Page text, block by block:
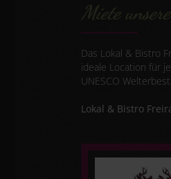
Miete
Das Lokal & Bistro
ideale Location für
UNESCO
Lokal & Bistro